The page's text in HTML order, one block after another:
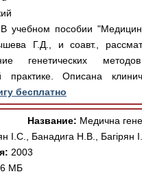
В учебном пособии
Г.Д., и соавт.,
генетических
практике. Описана
бесплатно
Название: Медична
І.С., Банадига Н.В., Багірян
2003
МБ